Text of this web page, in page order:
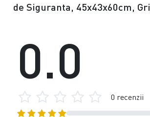
de Siguranta, 45x43x60cm, Gri
0.0
0 recenzii